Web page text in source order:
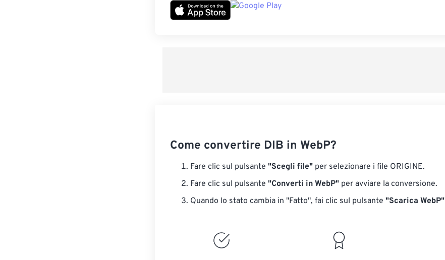
Come convertire DIB in WebP?
Fare clic sul pulsante "Scegli file" per selezionare i file ORIGINE.
Fare clic sul pulsante "Converti in WebP" per avviare la conversione.
Quando lo stato cambia in "Fatto", fai clic sul pulsante "Scarica WebP"